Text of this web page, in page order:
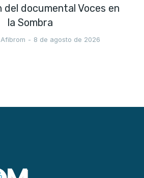
del documental Voces en
la Sombra
8 de agosto de 2026